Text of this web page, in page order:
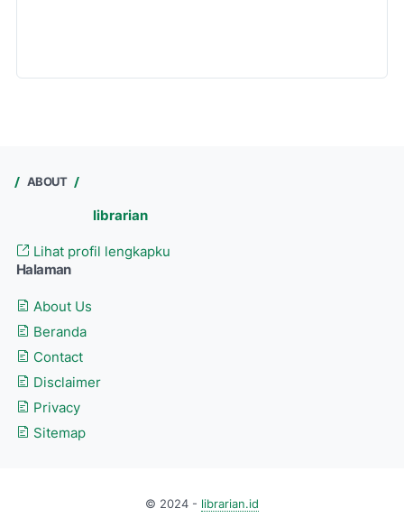
ABOUT
librarian
Lihat profil lengkapku
Halaman
About Us
Beranda
Contact
Disclaimer
Privacy
Sitemap
© 2024 - librarian.id